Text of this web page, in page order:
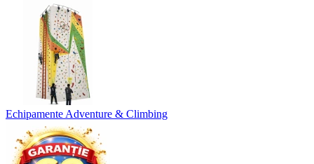
Echipamente Adventure & Climbing